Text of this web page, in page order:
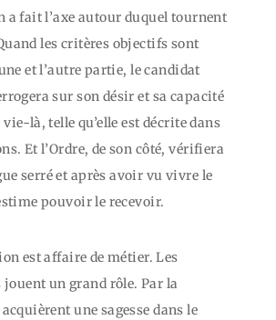
a fait l’axe autour duquel tournent
les critères objectifs sont
et l’autre partie, le candidat
sur son désir et sa capacité
vie-là, telle qu’elle est décrite dans
Et l’Ordre, de son côté, vérifiera
serré et après avoir vu vivre le
pouvoir le recevoir.
est affaire de métier. Les
un grand rôle. Par la
une sagesse dans le